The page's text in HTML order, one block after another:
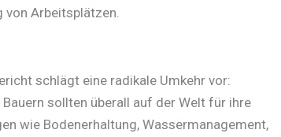
Arbeitsplätzen.
schlägt eine radikale Umkehr vor:
Bauern sollten überall auf der Welt für ihre
wie Bodenerhaltung, Wassermanagement,